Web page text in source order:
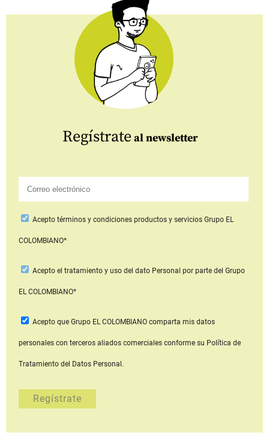
Regístrate al newsletter
Aceptotérminos y condiciones productos y serviciosGrupo EL
COLOMBIANO*
Acepto el tratamiento y uso del dato Personal por parte del Grupo
EL COLOMBIANO*
Acepto que Grupo EL COLOMBIANOcomparta mis datos
personales con terceros aliados comerciales conforme su Política de
Tratamiento del Datos Personal.